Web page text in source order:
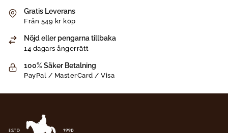
Gratis Leverans
Från 549 kr köp
Nöjd eller pengarna tillbaka
14 dagars ångerrätt
100% Säker Betalning
PayPal / MasterCard / Visa